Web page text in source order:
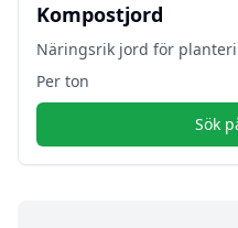
Kompostjord
Näringsrik jord för
Per ton
Sök